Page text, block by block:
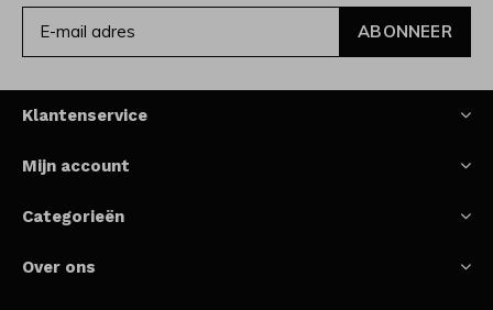
ABONNEER
Klantenservice
Mijn account
Categorieën
Over ons